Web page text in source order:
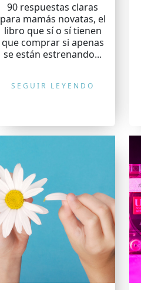
90 respuestas claras
para mamás novatas, el
libro que sí o sí tienen
que comprar si apenas
se están estrenando...
SEGUIR LEYENDO